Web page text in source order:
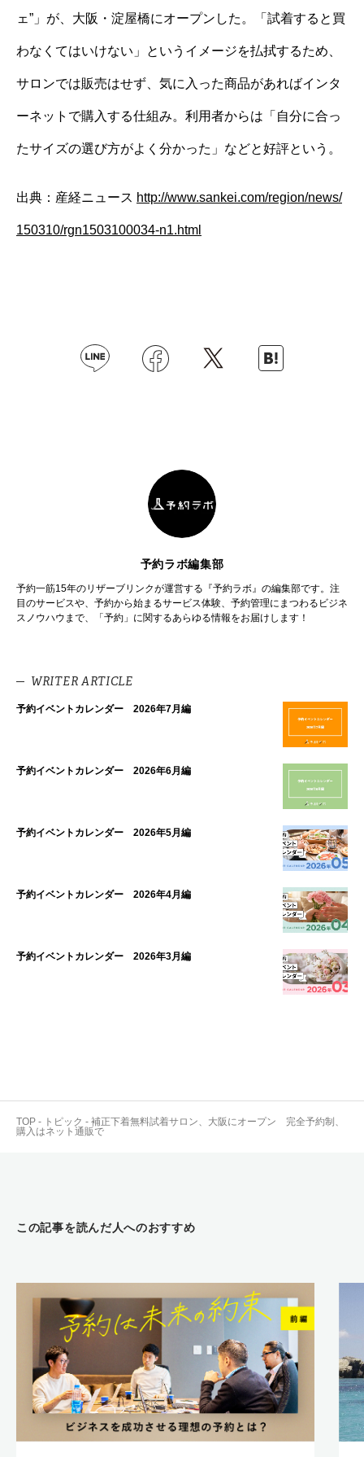
ェ”」が、大阪・淀屋橋にオープンした。「試着すると買
わなくてはいけない」というイメージを払拭するため、
サロンでは販売はせず、気に入った商品があればインタ
ーネットで購入する仕組み。利用者からは「自分に合っ
たサイズの選び方がよく分かった」などと好評という。
出典：産経ニュース http://www.sankei.com/region/news/
150310/rgn1503100034-n1.html
予約ラボ編集部
予約一筋15年のリザーブリンクが運営する『予約ラボ』の編集部です。注
目のサービスや、予約から始まるサービス体験、予約管理にまつわるビジネ
スノウハウまで、「予約」に関するあらゆる情報をお届けします！
WRITER ARTICLE
予約イベントカレンダー 2026年7月編
予約イベントカレンダー 2026年6月編
予約イベントカレンダー 2026年5月編
予約イベントカレンダー 2026年4月編
予約イベントカレンダー 2026年3月編
TOP - トピック - 補正下着無料試着サロン、大阪にオープン 完全予約制、
購入はネット通販で
この記事を読んだ人へのおすすめ